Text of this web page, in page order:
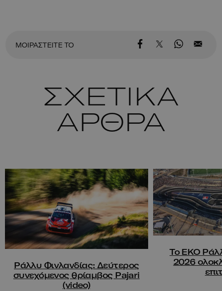
ΜΟΙΡΑΣΤΕΙΤΕ ΤΟ
ΣΧΕΤΙΚΑ
ΑΡΘΡΑ
Ράλλυ Φινλανδίας: Δεύτερος
συνεχόμενος θρίαμβος Pajari
(video)
Το ΕΚΟ
2026